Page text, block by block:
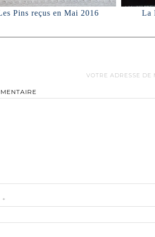
Pins reçus en Mai 2016 La
VOTRE ADRESSE DE
*